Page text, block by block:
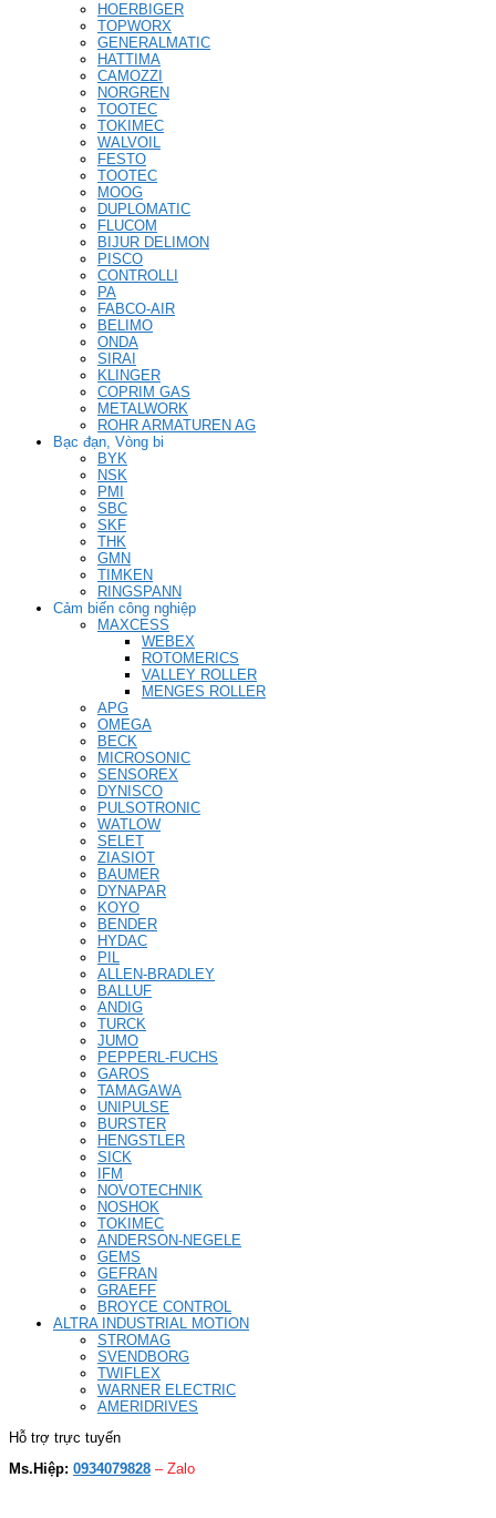
HOERBIGER
TOPWORX
GENERALMATIC
HATTIMA
CAMOZZI
NORGREN
TOOTEC
TOKIMEC
WALVOIL
FESTO
TOOTEC
MOOG
DUPLOMATIC
FLUCOM
BIJUR DELIMON
PISCO
CONTROLLI
PA
FABCO-AIR
BELIMO
ONDA
SIRAI
KLINGER
COPRIM GAS
METALWORK
ROHR ARMATUREN AG
Bạc đạn, Vòng bi
BYK
NSK
PMI
SBC
SKF
THK
GMN
TIMKEN
RINGSPANN
Cảm biến công nghiệp
MAXCESS
WEBEX
ROTOMERICS
VALLEY ROLLER
MENGES ROLLER
APG
OMEGA
BECK
MICROSONIC
SENSOREX
DYNISCO
PULSOTRONIC
WATLOW
SELET
ZIASIOT
BAUMER
DYNAPAR
KOYO
BENDER
HYDAC
PIL
ALLEN-BRADLEY
BALLUF
ANDIG
TURCK
JUMO
PEPPERL-FUCHS
GAROS
TAMAGAWA
UNIPULSE
BURSTER
HENGSTLER
SICK
IFM
NOVOTECHNIK
NOSHOK
TOKIMEC
ANDERSON-NEGELE
GEMS
GEFRAN
GRAEFF
BROYCE CONTROL
ALTRA INDUSTRIAL MOTION
STROMAG
SVENDBORG
TWIFLEX
WARNER ELECTRIC
AMERIDRIVES
Hỗ trợ trực tuyến
Ms.Hiệp: 0934079828 – Zalo